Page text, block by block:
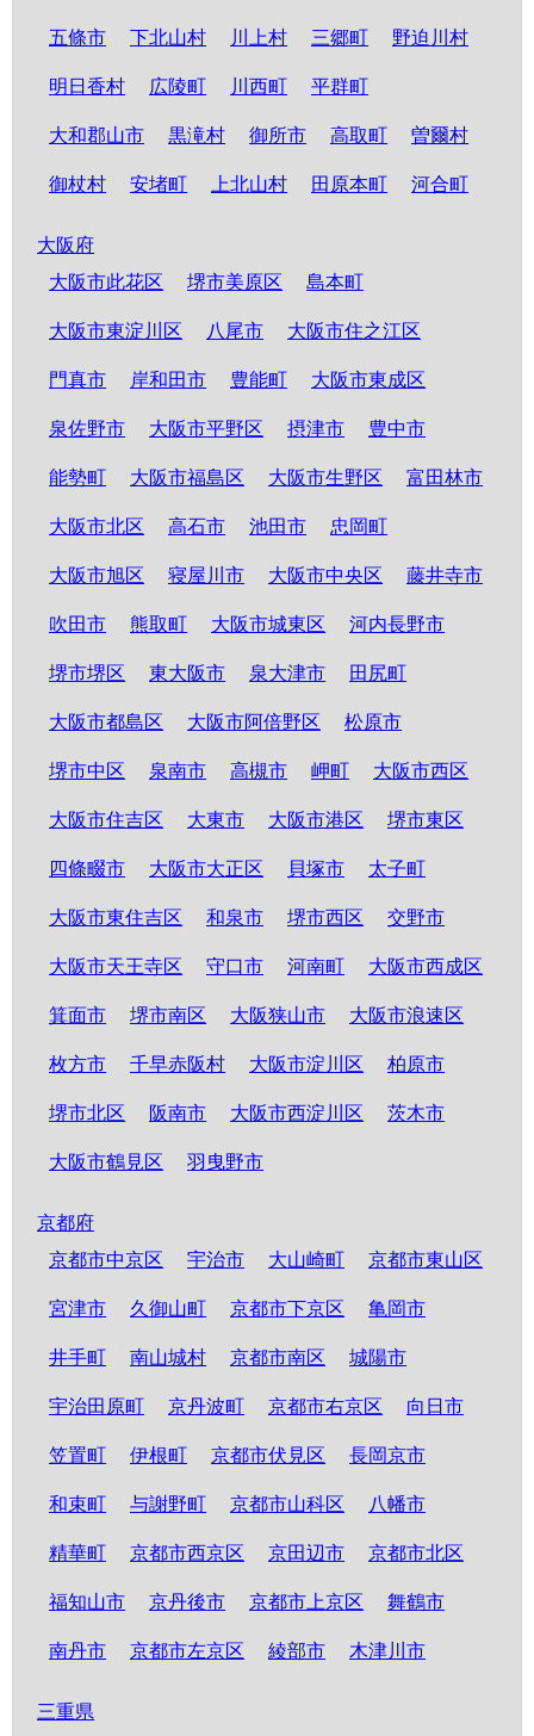
五條市 下北山村 川上村 三郷町 野迫川村
明日香村 広陵町 川西町 平群町
大和郡山市 黒滝村 御所市 高取町 曽爾村
御杖村 安堵町 上北山村 田原本町 河合町
大阪府
大阪市此花区
堺市美原区 島本町
大阪市東淀川区 八尾市 大阪市住之江区
門真市 岸和田市 豊能町 大阪市東成区
泉佐野市 大阪市平野区 摂津市 豊中市
能勢町 大阪市福島区 大阪市生野区 富田林市
大阪市北区 高石市 池田市 忠岡町
大阪市旭区 寝屋川市 大阪市中央区 藤井寺市
吹田市 熊取町 大阪市城東区 河内長野市
堺市堺区 東大阪市 泉大津市 田尻町
大阪市都島区 大阪市阿倍野区 松原市
堺市中区 泉南市 高槻市 岬町 大阪市西区
大阪市住吉区 大東市 大阪市港区 堺市東区
四條畷市 大阪市大正区 貝塚市 太子町
大阪市東住吉区 和泉市 堺市西区 交野市
大阪市天王寺区 守口市 河南町 大阪市西成区
箕面市 堺市南区 大阪狭山市 大阪市浪速区
枚方市 千早赤阪村 大阪市淀川区 柏原市
堺市北区 阪南市 大阪市西淀川区 茨木市
大阪市鶴見区 羽曳野市
京都府
京都市中京区
宇治市 大山崎町 京都市東山区
宮津市 久御山町 京都市下京区 亀岡市
井手町 南山城村 京都市南区 城陽市
宇治田原町 京丹波町 京都市右京区 向日市
笠置町 伊根町 京都市伏見区 長岡京市
和束町 与謝野町 京都市山科区 八幡市
精華町 京都市西京区 京田辺市 京都市北区
福知山市 京丹後市 京都市上京区 舞鶴市
南丹市 京都市左京区 綾部市 木津川市
三重県